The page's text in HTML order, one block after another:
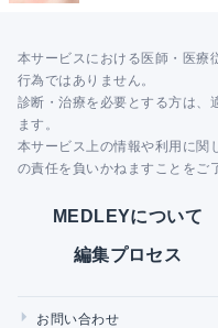
本サービスにおける医師・医療
行為ではありません。
診断・治療を必要とする方は、
ます。
本サービス上の情報や利用に関
の責任を負いかねますことをご
MEDLEYについて
編集プロセス
お問い合わせ